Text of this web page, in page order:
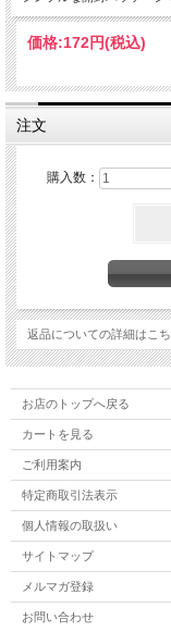
価格:172円(税込)
注文
購入数：
返品についての詳細はこ
お店のトップへ戻る
カートを見る
ご利用案内
特定商取引法表示
個人情報の取扱い
サイトマップ
メルマガ登録
お問い合わせ